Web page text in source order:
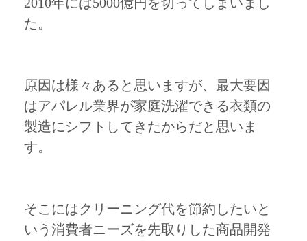
た。
原因は様々あると思いますが、最大要因
はアパレル業界が家庭洗濯できる衣類の
製造にシフトしてきたからだと思いま
す。
そこにはクリーニング代を節約したいと
いう消費者ニーズを先取りした商品開発